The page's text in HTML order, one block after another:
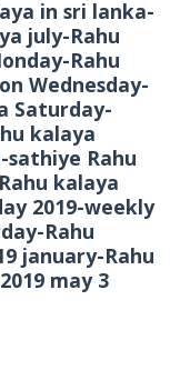
in sri lanka-
july-Rahu
Rahu
Wednesday-
Saturday-
kalaya
sathiye Rahu
kalaya
2019-weekly
Rahu
january-Rahu
may 3